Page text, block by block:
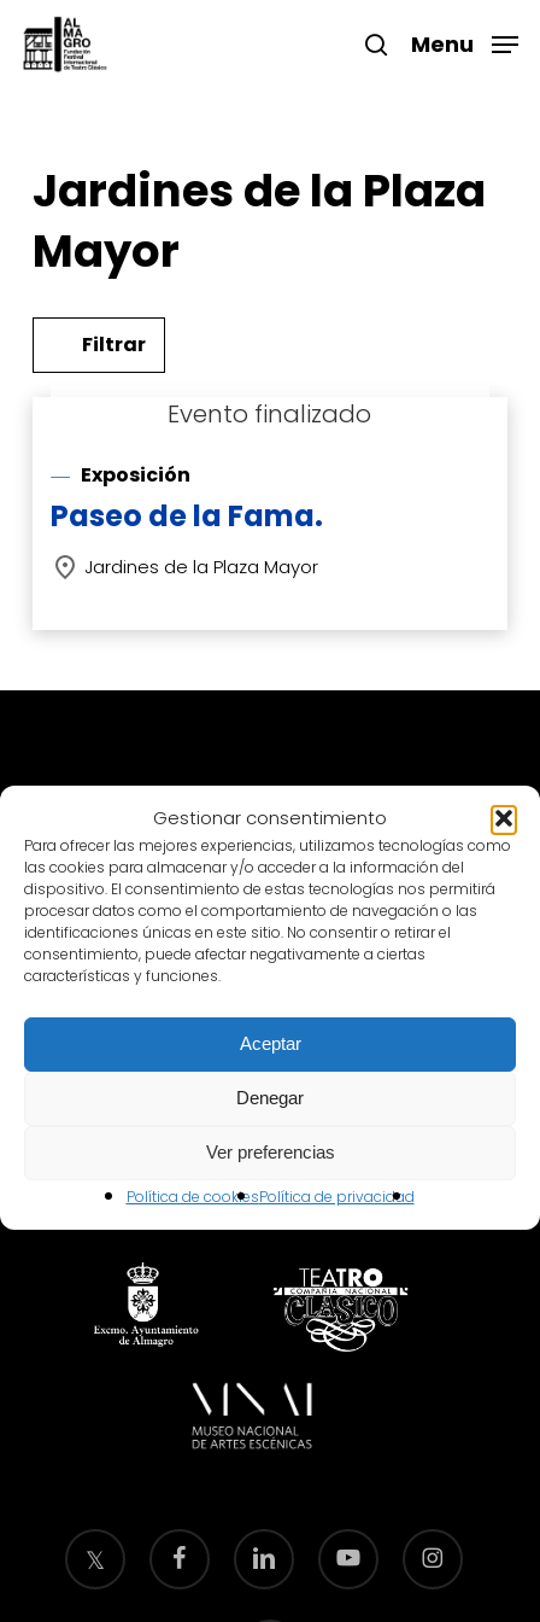
Gestionar consentimiento
Para ofrecer las mejores experiencias, utilizamos tecnologías como
las cookies para almacenar y/o acceder a la información del
dispositivo. El consentimiento de estas tecnologías nos permitirá
procesar datos como el comportamiento de navegación o las
identificaciones únicas en este sitio. No consentir o retirar el
consentimiento, puede afectar negativamente a ciertas
características y funciones.
Aceptar
Denegar
Ver preferencias
Política de cookiesPolítica de privacidad
main
search
Menu
Jardines de la Plaza
Mayor
Filtrar
Exposición
Paseo de la Fama.
Jardines de la Plaza Mayor
Patronato
twitter facebook linkedin youtube instagram